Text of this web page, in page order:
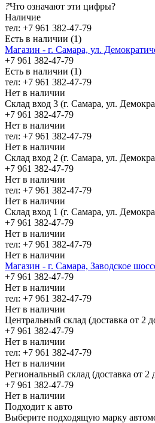
?Что означают эти цифры?
Наличие
тел: +7 961 382-47-79
Есть в наличии (1)
Магазин - г. Самара, ул.
+7 961 382-47-79
Есть в наличии (1)
тел: +7 961 382-47-79
Нет в наличии
Склад вход 3 (г. Самара, ул.
+7 961 382-47-79
Нет в наличии
тел: +7 961 382-47-79
Нет в наличии
Склад вход 2 (г. Самара, ул.
+7 961 382-47-79
Нет в наличии
тел: +7 961 382-47-79
Нет в наличии
Склад вход 1 (г. Самара, ул.
+7 961 382-47-79
Нет в наличии
тел: +7 961 382-47-79
Нет в наличии
Магазин - г. Самара, Заводское
+7 961 382-47-79
Нет в наличии
тел: +7 961 382-47-79
Нет в наличии
Центральный склад (доставка от 2
+7 961 382-47-79
Нет в наличии
тел: +7 961 382-47-79
Нет в наличии
Региональный склад (доставка от 2
+7 961 382-47-79
Нет в наличии
Подходит к авто
Выберите подходящую марку